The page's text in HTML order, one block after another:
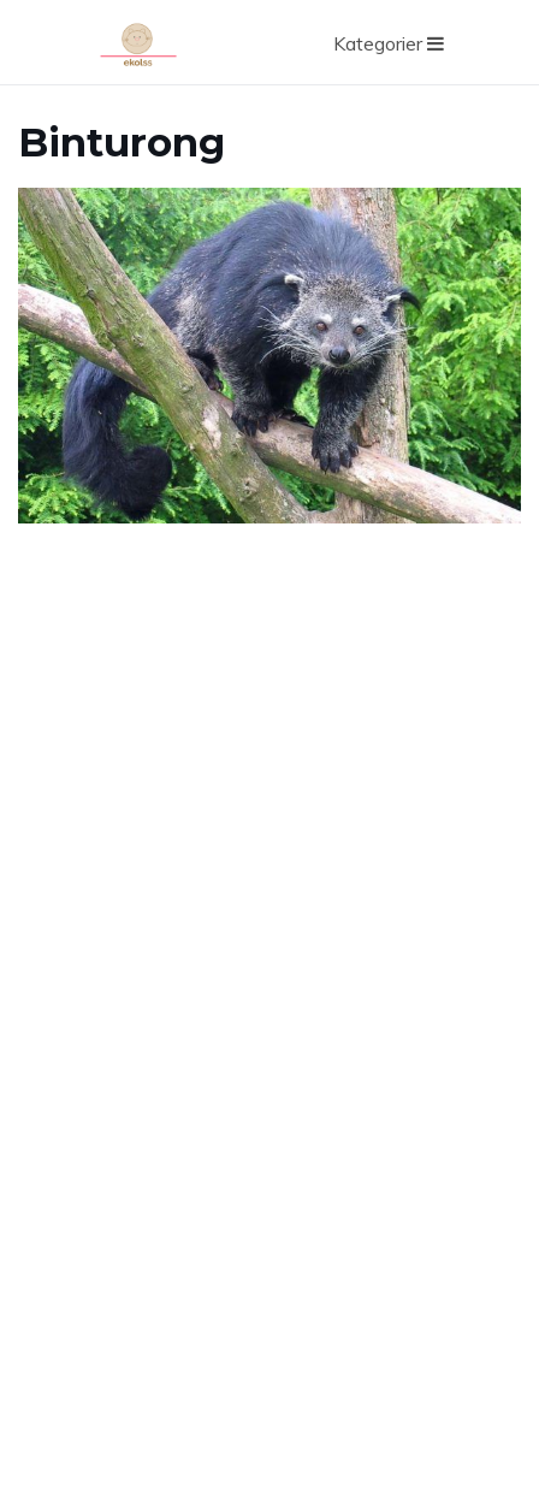
Kategorier
Binturong